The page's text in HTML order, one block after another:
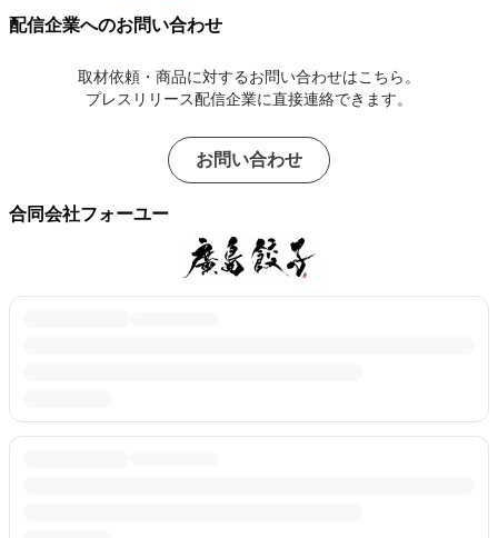
配信企業へのお問い合わせ
取材依頼・商品に対するお問い合わせはこちら。
プレスリリース配信企業に直接連絡できます。
お問い合わせ
合同会社フォーユー